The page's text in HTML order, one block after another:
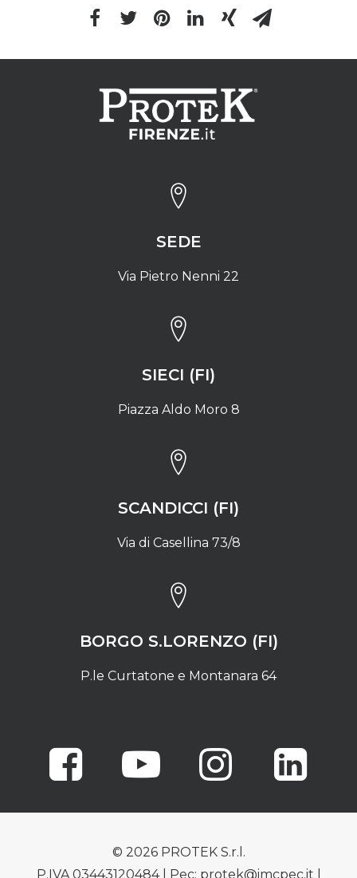
SEDE
Via Pietro Nenni 22
SIECI (FI)
Piazza Aldo Moro 8
SCANDICCI (FI)
Via di Casellina 73/8
BORGO S.LORENZO (FI)
P.le Curtatone e Montanara 64
© 2026 PROTEK S.r.l.
P.IVA 03443120484 | Pec: protek@imcpec.it |